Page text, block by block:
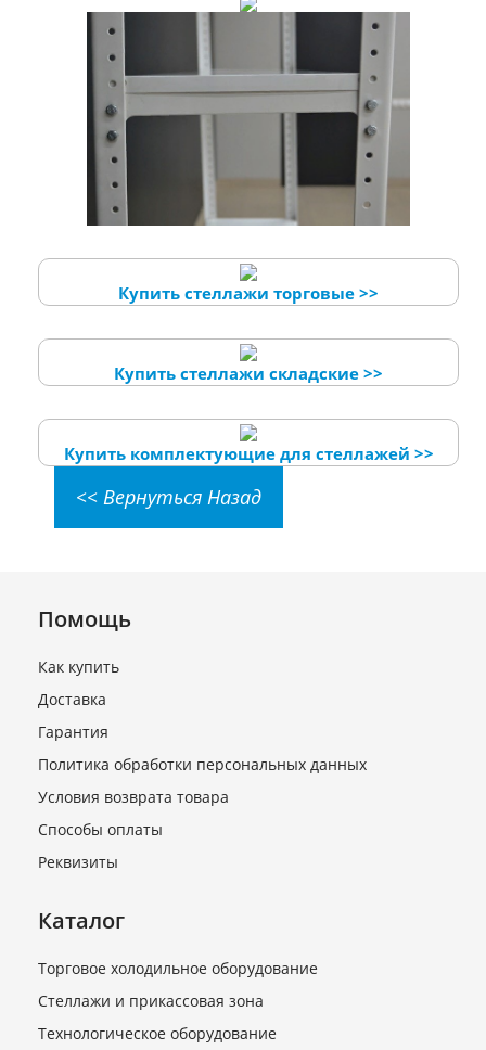
Купить стеллажи торговые >>
Купить стеллажи складские >>
Купить комплектующие для стеллажей >>
<< Вернуться Назад
Помощь
Как купить
Доставка
Гарантия
Политика обработки персональных данных
Условия возврата товара
Способы оплаты
Реквизиты
Каталог
Торговое холодильное оборудование
Стеллажи и прикассовая зона
Технологическое оборудование